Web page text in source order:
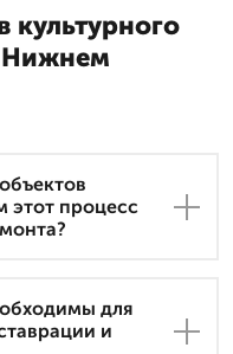
культурного
Нижнем
этот процесс
для
и